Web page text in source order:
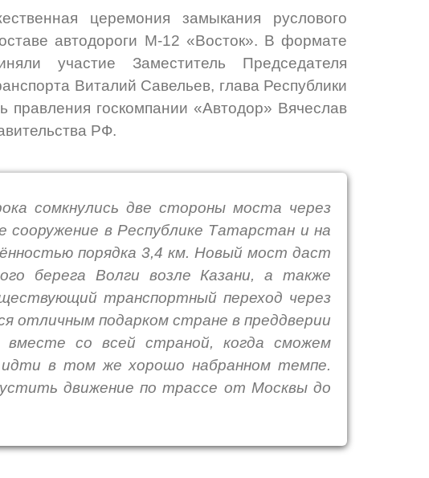
церемония замыкания руслового
автодороги М-12 «Восток». В формате
участие Заместитель Председателя
Виталий Савельев, глава Республики
правления госкомпании «Автодор» Вячеслав
РФ.
сомкнулись две стороны моста через
сооружение в Республике Татарстан и на
порядка 3,4 км. Новый мост даст
берега Волги возле Казани, а также
транспортный переход через
отличным подарком стране в преддверии
со всей страной, когда сможем
в том же хорошо набранном темпе.
движение по трассе от Москвы до